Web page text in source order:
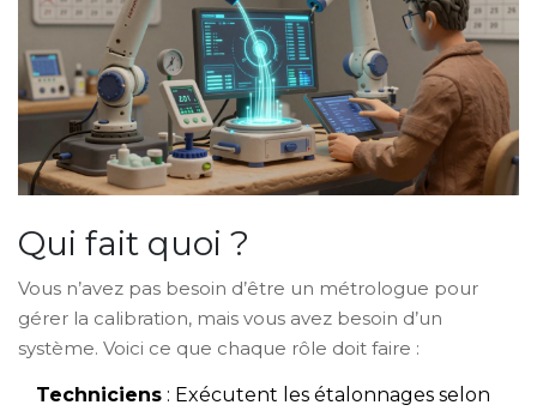
Qui fait quoi ?
Vous n’avez pas besoin d’être un métrologue pour
gérer la calibration, mais vous avez besoin d’un
système. Voici ce que chaque rôle doit faire :
Techniciens : Exécutent les étalonnages selon